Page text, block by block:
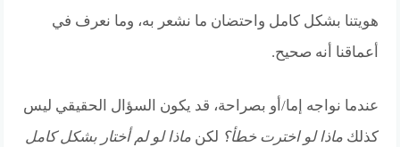
هويتنا بشكل كامل واحتضان ما نشعر به، وما نعرف في
أعماقنا أنه صحيح.
عندما نواجه إما/أو بصراحة، قد يكون السؤال الحقيقي ليس
كذلكماذا لو اخترت خطأ؟ لكنماذا لو لم أختار بشكل كامل